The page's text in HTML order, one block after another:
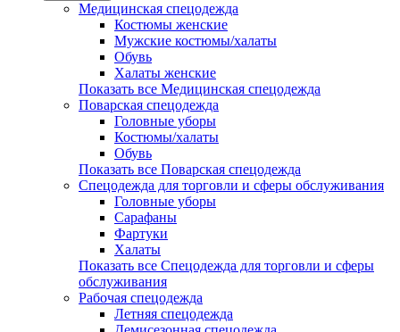
Медицинская спецодежда
Костюмы женские
Мужские костюмы/халаты
Обувь
Халаты женские
Показать все Медицинская спецодежда
Поварская спецодежда
Головные уборы
Костюмы/халаты
Обувь
Показать все Поварская спецодежда
Спецодежда для торговли и сферы обслуживания
Головные уборы
Сарафаны
Фартуки
Халаты
Показать все Спецодежда для торговли и сферы
обслуживания
Рабочая спецодежда
Летняя спецодежда